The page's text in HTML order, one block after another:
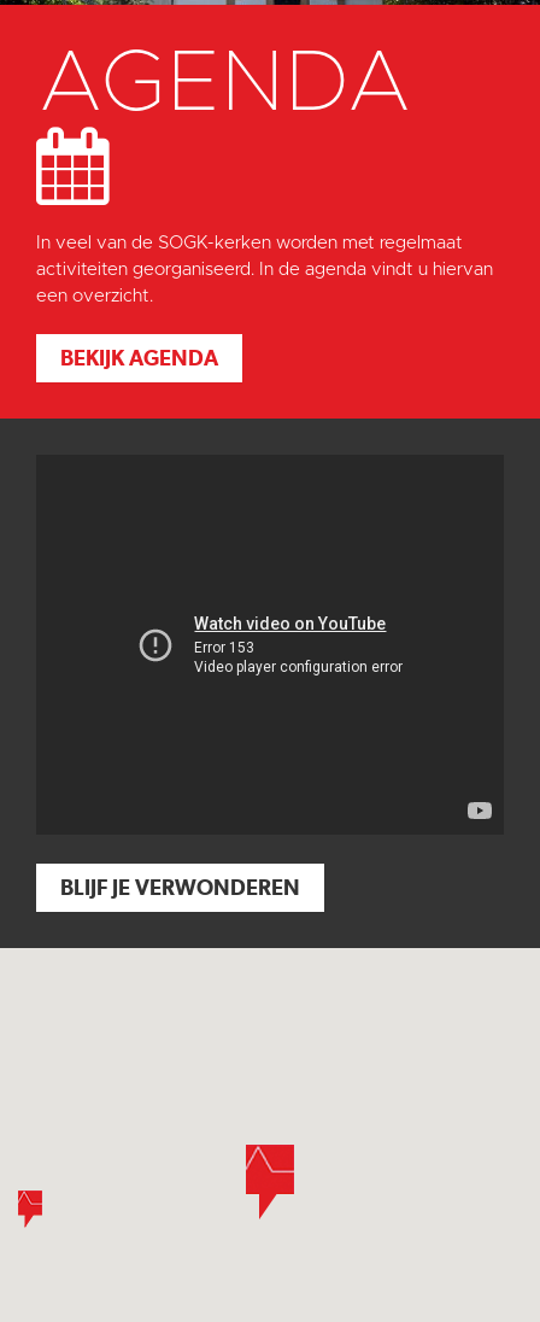
AGENDA
In veel van de SOGK-kerken worden met regelmaat
activiteiten georganiseerd. In de agenda vindt u hiervan
een overzicht.
BEKIJK AGENDA
BLIJF JE VERWONDEREN